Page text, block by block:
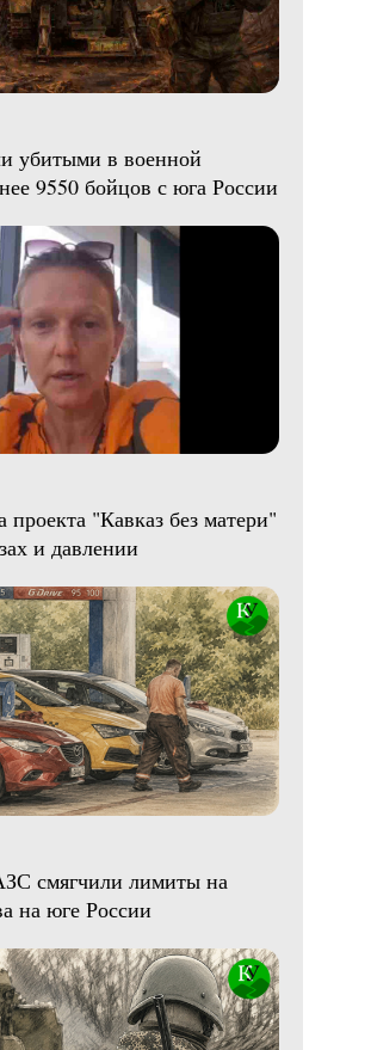
убитыми в военной
9550 бойцов с юга России
проекта "Кавказ без матери"
и давлении
смягчили лимиты на
на юге России